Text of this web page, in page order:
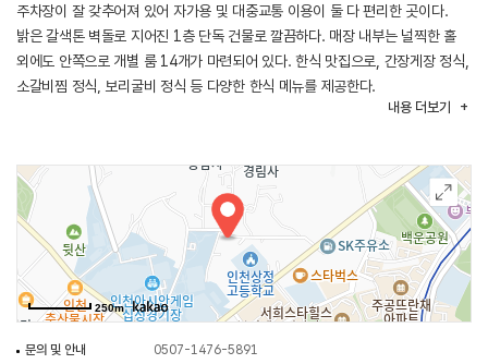
주차장이 잘 갖추어져 있어 자가용 및 대중교통 이용이 둘 다 편리한 곳이다.
밝은 갈색톤 벽돌로 지어진 1층 단독 건물로 깔끔하다. 매장 내부는 널찍한 홀
외에도 안쪽으로 개별 룸 14개가 마련되어 있다. 한식 맛집으로, 간장게장 정식,
소갈비찜 정식, 보리굴비 정식 등 다양한 한식 메뉴를 제공한다.
내용 더보기
250m
문의 및 안내
0507-1476-5891